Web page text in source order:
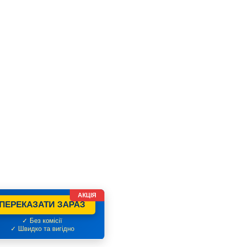
ПЕРЕКАЗАТИ ЗАРАЗ
✓ Без комісії
✓ Швидко та вигідно
АКЦІЯ